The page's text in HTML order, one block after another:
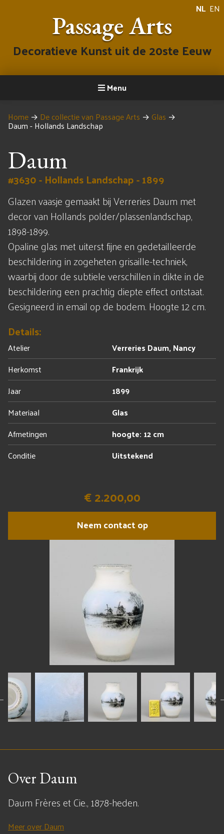
NL EN
Passage Arts
Decoratieve Kunst uit de 20ste Eeuw
Menu
Home → De collectie van Passage Arts → Glas →
Daum - Hollands Landschap
Daum
#3630 - Hollands Landschap - 1899
Glazen vaasje gemaakt bij Verreries Daum met
decor van Hollands polder/plassenlandschap,
1898-1899.
Opaline glas met uiterst fijne en gedetailleerde
beschildering in zogeheten grisaille-techniek,
waarbij door de subtiele verschillen in dikte in de
beschildering een prachtig diepte effect ontstaat.
Gesigneerd in email op de bodem. Hoogte 12 cm.
Details:
Atelier
Verreries Daum, Nancy
Herkomst
Frankrijk
Jaar
1899
Materiaal
Glas
Afmetingen
hoogte: 12 cm
Conditie
Uitstekend
€ 2.200,00
Neem contact op
Over Daum
Daum Frères et Cie., 1878-heden.
Meer over Daum